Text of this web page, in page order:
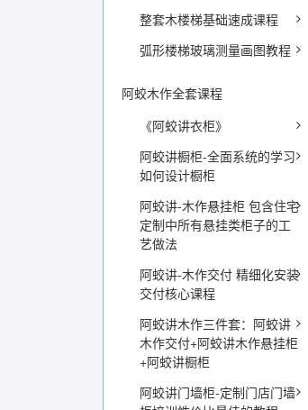
整套木楼梯基础速成课程
弧形楼梯玻璃测量画图教程
阿蛟木作全套课程
《阿蛟讲衣柜》
阿蛟讲橱柜-全面系统的学习
如何设计橱柜
阿蛟讲-木作悬挂柜 包含住宅
定制中所有悬挂类柜子的工
艺做法
阿蛟讲-木作交付 精细化安装
交付核心课程
阿蛟讲木作三件套：阿蛟讲
木作交付+阿蛟讲木作悬挂柜
+阿蛟讲橱柜
阿蛟讲门墙柜-定制门店门墙